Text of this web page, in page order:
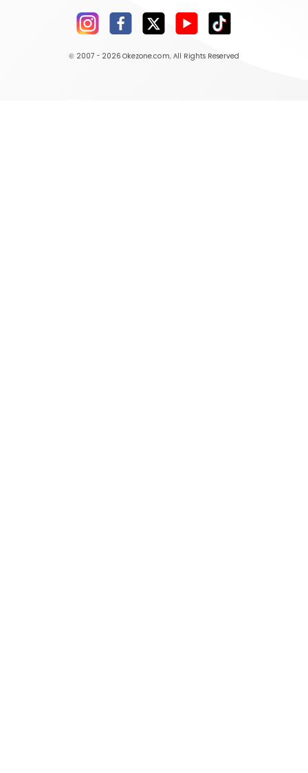
© 2007 - 2026 Okezone.com, All Rights Reserved